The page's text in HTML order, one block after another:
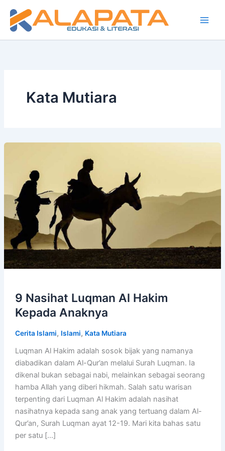
konten
Kata Mutiara
9 Nasihat Luqman Al Hakim
Kepada Anaknya
Cerita Islami, Islami, Kata Mutiara
Luqman Al Hakim adalah sosok bijak yang namanya
diabadikan dalam Al-Qur’an melalui Surah Luqman. Ia
dikenal bukan sebagai nabi, melainkan sebagai seorang
hamba Allah yang diberi hikmah. Salah satu warisan
terpenting dari Luqman Al Hakim adalah nasihat
nasihatnya kepada sang anak yang tertuang dalam Al-
Qur’an, Surah Luqman ayat 12-19. Mari kita bahas satu
per satu […]